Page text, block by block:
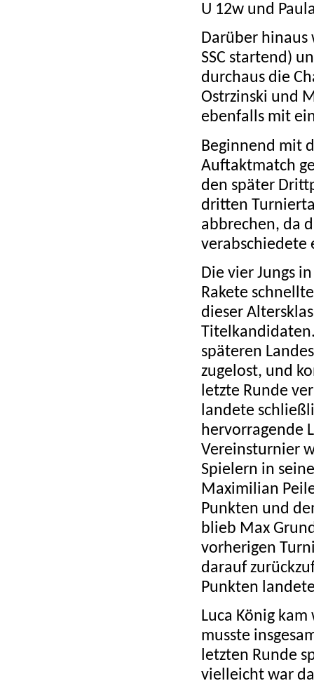
U 12w und
Darüber hinaus
SSC startend)
durchaus die
Ostrzinski und
ebenfalls mit
Beginnend mit
Auftaktmatch
den später
dritten
abbrechen, da
verabschiedete
Die vier Jungs
Rakete
dieser
späteren
zugelost, und
letzte Runde
landete
hervorragende
Vereinsturnier
Spielern in
Maximilian
Punkten und
blieb Max
vorherigen
darauf
Punkten
Luca König
musste
letzten Runde
vielleicht war